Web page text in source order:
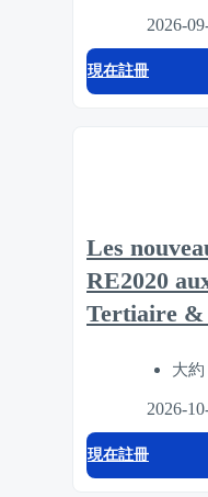
2026-
現在註冊
Les
RE2020
Tertiaire
大
2026-
現在註冊